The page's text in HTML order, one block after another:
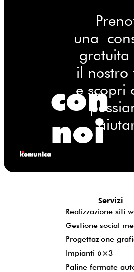
con
noi
una
il nostro
e scopri
Servizi
Realizzazione siti
Gestione social
Progettazione
Impianti 6×3
Paline fermate